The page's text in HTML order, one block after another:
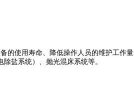
的使用寿命、降低操作人员的维护工
盐系统）、抛光混床系统等。